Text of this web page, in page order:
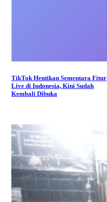
TikTok Hentikan Sementara Fitur
Live di Indonesia, Kini Sudah
Kembali Dibuka